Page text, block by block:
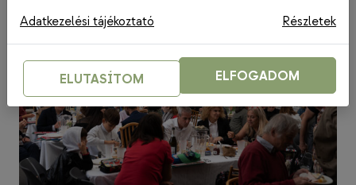
Adatkezelési tájékoztató Részletek
ELUTASÍTOM ELFOGADOM